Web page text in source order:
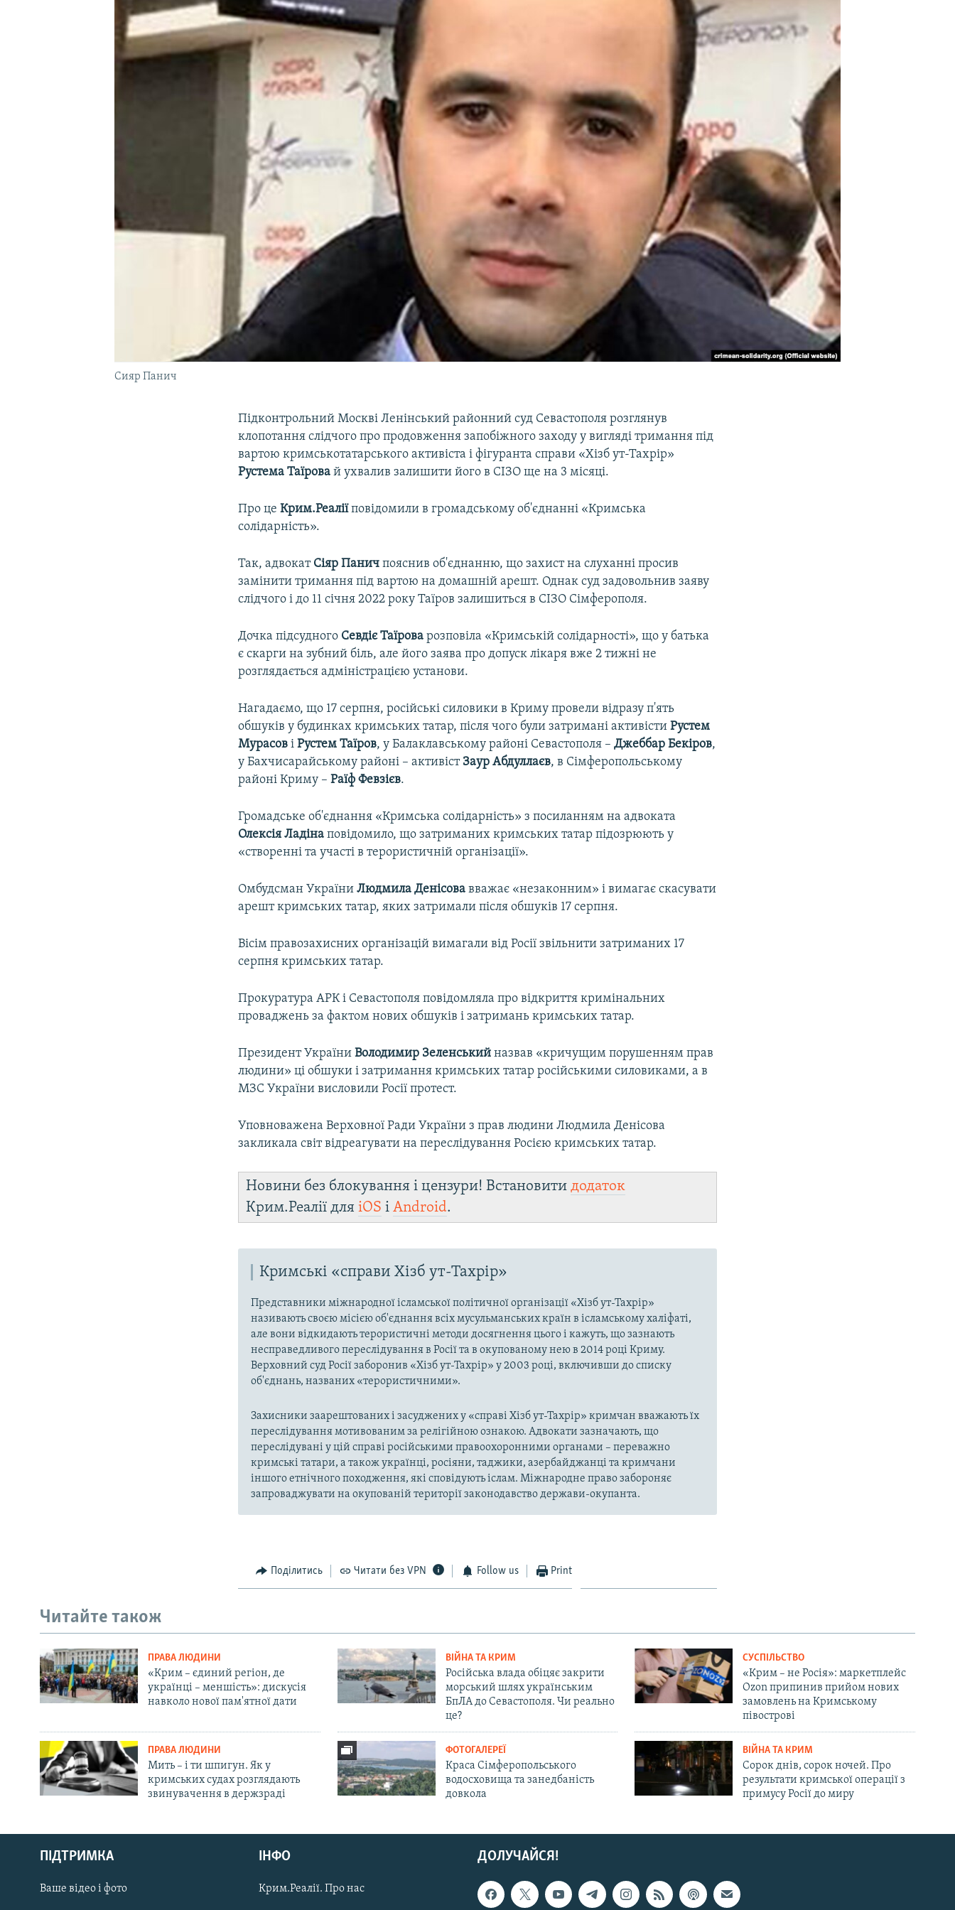
УКРАЇНСЬКА ПРОБЛЕМА КРИМУ
Русский
Qırımtatar
ДОЛУЧАЙСЯ!
Сияр Панич
Підконтрольний Москві Ленінський районний суд Севастополя розглянув
клопотання слідчого про продовження запобіжного заходу у вигляді тримання під
вартою кримськотатарського активіста і фігуранта справи «Хізб ут-Тахрір»
Рустема Таїрова й ухвалив залишити його в СІЗО ще на 3 місяці.
Про цеКрим.Реаліїповідомили в громадському об'єднанні «Кримська
солідарність».
Так, адвокат Сіяр Панич пояснив об'єднанню, що захист на слуханні просив
замінити тримання під вартою на домашній арешт. Однак суд задовольнив заяву
слідчого і до 11 січня 2022 року Таїров залишиться в СІЗО Сімферополя.
Дочка підсудного Севдіє Таїрова розповіла «Кримській солідарності», що у батька
є скарги на зубний біль, але його заява про допуск лікаря вже 2 тижні не
розглядається адміністрацією установи.
Нагадаємо, що 17 серпня, російські силовики в Криму провели відразу п'ять
обшуків у будинках кримських татар, після чого були затримані активісти Рустем
Мурасові Рустем Таїров, у Балаклавському районі Севастополя –Джеббар Бекіров,
у Бахчисарайському районі – активіст Заур Абдуллаєв, в Сімферопольському
районі Криму – Раїф Февзієв.
Громадське об'єднання «Кримська солідарність» з посиланням на адвоката
Олексія Ладіна повідомило, що затриманих кримських татар підозрюють у
«створенні та участі в терористичній організації».
Омбудсман УкраїниЛюдмила Денісова вважає «незаконним» і вимагає скасувати
арешт кримських татар, яких затримали після обшуків 17 серпня.
Вісім правозахисних організацій вимагали від Росії звільнити затриманих 17
серпня кримських татар.
Прокуратура АРК і Севастополя повідомляла про відкриття кримінальних
проваджень за фактом нових обшуків і затримань кримських татар.
Президент УкраїниВолодимир Зеленський назвав «кричущим порушенням прав
людини» ці обшуки і затримання кримських татар російськими силовиками, а в
МЗС України висловили Росії протест.
Уповноважена Верховної Ради України з прав людини Людмила Денісова
закликала світ відреагувати на переслідування Росією кримських татар.
Новини без блокування і цензури! Встановитидодаток
Крим.Реалії дляiOS іAndroid.
Кримські «справи Хізб ут-Тахрір»
Представники міжнародної ісламської політичної організації «Хізб ут-Тахрір»
називають своєю місією об'єднання всіх мусульманських країн в ісламському халіфаті,
але вони відкидають терористичні методи досягнення цього і кажуть, що зазнають
несправедливого переслідування в Росії та в окупованому нею в 2014 році Криму.
Верховний суд Росії заборонив «Хізб ут-Тахрір» у 2003 році, включивши до списку
об'єднань, названих «терористичними».
Захисники заарештованих і засуджених у «справі Хізб ут-Тахрір» кримчан вважають їх
переслідування мотивованим за релігійною ознакою. Адвокати зазначають, що
переслідувані у цій справі російськими правоохоронними органами – переважно
кримські татари, а також українці, росіяни, таджики, азербайджанці та кримчани
іншого етнічного походження, які сповідують іслам. Міжнародне право забороняє
запроваджувати на окупованій території законодавство держави-окупанта.
Поділитись Читати без VPN Follow us Print
Читайте також
ПРАВА ЛЮДИНИ
«Крим – єдиний регіон, де
українці – меншість»: дискусія
навколо нової пам'ятної дати
ВІЙНА ТА КРИМ
Російська влада обіцяє закрити
морський шлях українським
БпЛА до Севастополя. Чи реально
це?
СУСПІЛЬСТВО
«Крим – не Росія»: маркетплейс
Ozon припинив прийом нових
замовлень на Кримському
півострові
ПРАВА ЛЮДИНИ
Мить – і ти шпигун. Як у
кримських судах розглядають
звинувачення в держзраді
ФОТОГАЛЕРЕЇ
Краса Сімферопольського
водосховища та занедбаність
довкола
ВІЙНА ТА КРИМ
Сорок днів, сорок ночей. Про
результати кримської операції з
примусу Росії до миру
ДОЛУЧАЙСЯ!
ПІДТРИМКА
Ваше відео і фото
ІНФО
Крим.Реалії. Про нас